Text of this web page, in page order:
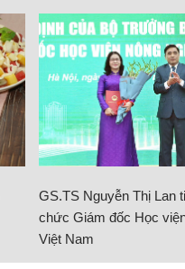
GS.TS Nguyễn Thị Lan
chức Giám đốc Học
Việt Nam